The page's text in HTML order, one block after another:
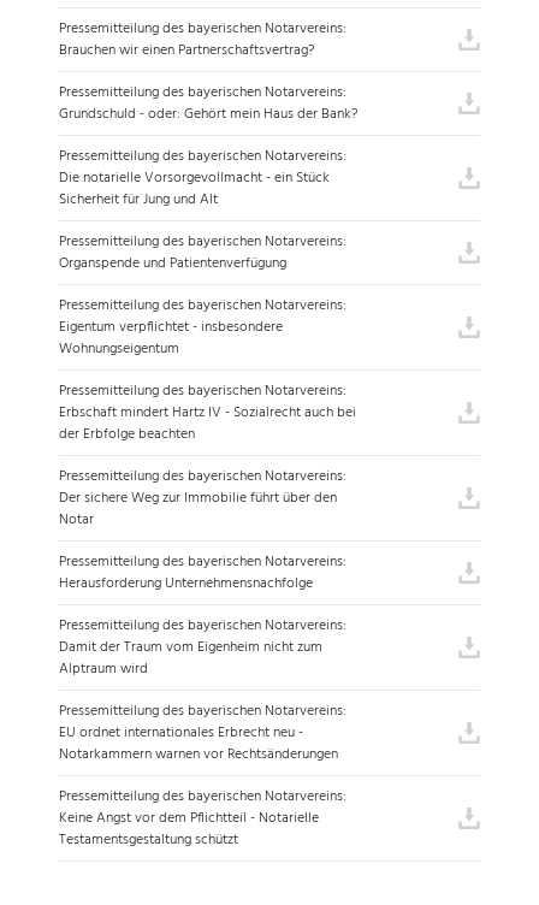
Pressemitteilung des bayerischen Notarvereins:
Brauchen wir einen Partnerschaftsvertrag?
Pressemitteilung des bayerischen Notarvereins:
Grundschuld - oder: Gehört mein Haus der Bank?
Pressemitteilung des bayerischen Notarvereins:
Die notarielle Vorsorgevollmacht - ein Stück
Sicherheit für Jung und Alt
Pressemitteilung des bayerischen Notarvereins:
Organspende und Patientenverfügung
Pressemitteilung des bayerischen Notarvereins:
Eigentum verpflichtet - insbesondere
Wohnungseigentum
Pressemitteilung des bayerischen Notarvereins:
Erbschaft mindert Hartz IV - Sozialrecht auch bei
der Erbfolge beachten
Pressemitteilung des bayerischen Notarvereins:
Der sichere Weg zur Immobilie führt über den
Notar
Pressemitteilung des bayerischen Notarvereins:
Herausforderung Unternehmensnachfolge
Pressemitteilung des bayerischen Notarvereins:
Damit der Traum vom Eigenheim nicht zum
Alptraum wird
Pressemitteilung des bayerischen Notarvereins:
EU ordnet internationales Erbrecht neu -
Notarkammern warnen vor Rechtsänderungen
Pressemitteilung des bayerischen Notarvereins:
Keine Angst vor dem Pflichtteil - Notarielle
Testamentsgestaltung schützt